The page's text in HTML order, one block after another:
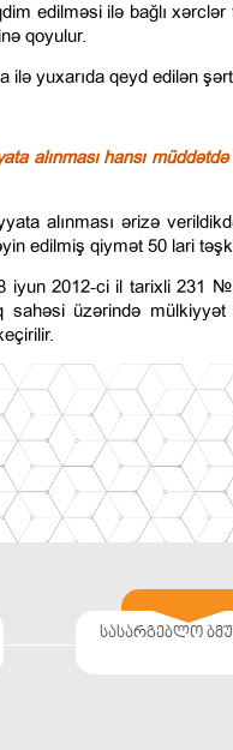
edilməsi ilə bağlı
qoyulur.
ilə yuxarıda qeyd edilən
alınması hansı
alınması ərizə
edilmiş qiymət 50 lari
iyun 2012-ci il tarixli 231
sahəsi üzərində
სასარგებლო